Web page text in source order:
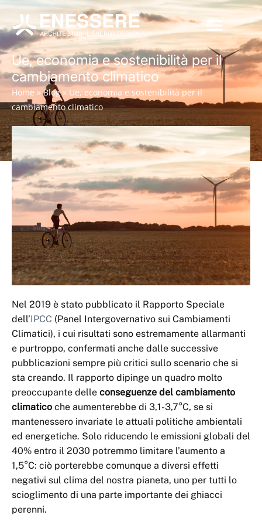
Ue, economia e sostenibilità per il
cambiamento climatico
Home » Blog» Ue, economia e sostenibilità per il
cambiamento climatico
Nel 2019 è stato pubblicato il Rapporto Speciale
dell’IPCC (Panel Intergovernativo sui Cambiamenti
Climatici), i cui risultati sono estremamente allarmanti
e purtroppo, confermati anche dalle successive
pubblicazioni sempre più critici sullo scenario che si
sta creando. Il rapporto dipinge un quadro molto
preoccupante delle conseguenze del cambiamento
climatico che aumenterebbe di 3,1-3,7°C, se si
mantenessero invariate le attuali politiche ambientali
ed energetiche. Solo riducendo le emissioni globali del
40% entro il 2030 potremmo limitare l’aumento a
1,5°C: ciò porterebbe comunque a diversi effetti
negativi sul clima del nostra pianeta, uno per tutti lo
scioglimento di una parte importante dei ghiacci
perenni.